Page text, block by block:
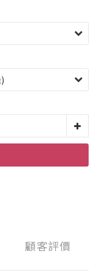
顧客評價